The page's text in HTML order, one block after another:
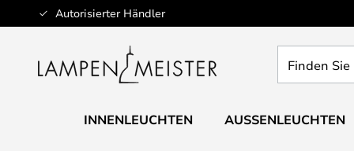
Autorisierter Händler
Zum
Inhalt
Sie
Leuchte...
INNENLEUCHTEN AUSSENLEUCHTEN